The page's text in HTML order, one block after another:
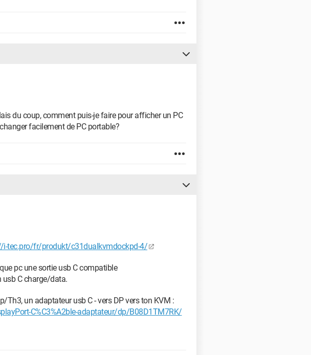
du coup, comment puis-je faire pour afficher un PC
facilement de PC portable?
i-tec.pro/fr/produkt/c31dualkvmdockpd-4/
pc une sortie usb C compatible
C charge/data.
Th3, un adaptateur usb C - vers DP vers ton KVM :
C%C3%A2ble-adaptateur/dp/B08D1TM7RK/